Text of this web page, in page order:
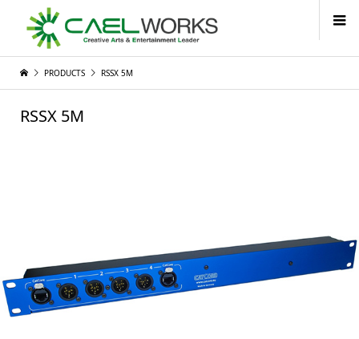
PRODUCTS RSSX 5M
RSSX 5M